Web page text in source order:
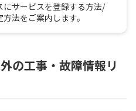
サービスを登録する方法/
法をご案内します。
の工事・故障情報リ